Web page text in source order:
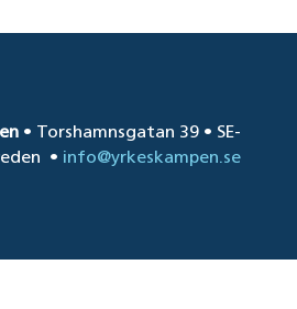
• Torshamnsgatan 39 • SE-
• info@yrkeskampen.se